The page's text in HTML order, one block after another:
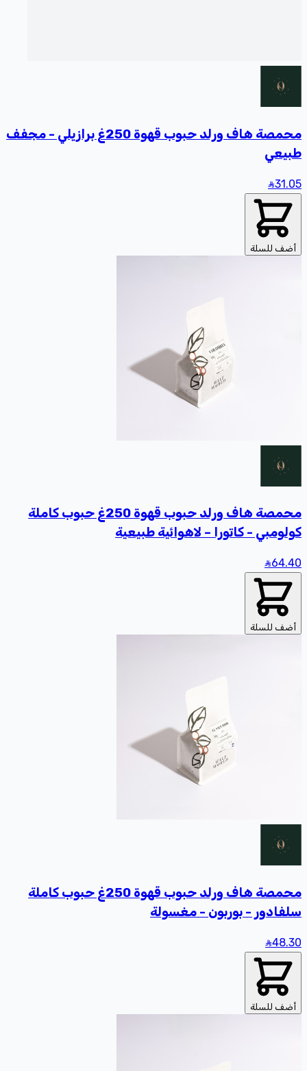
محمصة هاف ورلد حبوب قهوة 250غ برازيلي - مجفف
طبيعي
31.05
أضف للسلة
محمصة هاف ورلد حبوب قهوة 250غ حبوب كاملة
كولومبي - كاتورا – لاهوائية طبيعية
64.40
أضف للسلة
محمصة هاف ورلد حبوب قهوة 250غ حبوب كاملة
سلفادور - بوربون - مغسولة
48.30
أضف للسلة